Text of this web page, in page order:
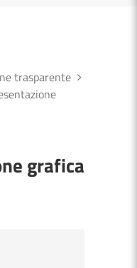
trasparente
grafica